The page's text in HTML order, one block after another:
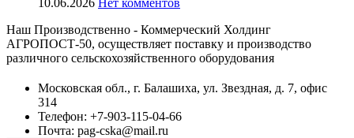
Наш Производственно - Коммерческий Холдинг
АГРОПОСТ-50, осуществляет поставку и производство
различного сельскохозяйственного оборудования
Московская обл., г. Балашиха, ул. Звездная, д. 7, офис
314
Телефон: +7-903-115-04-66
Почта: pag-cska@mail.ru